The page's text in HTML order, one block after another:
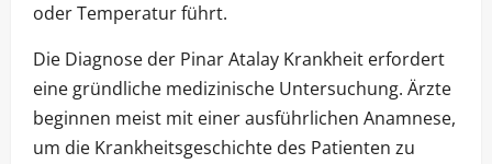
oder Temperatur führt.
Die Diagnose der Pinar Atalay Krankheit erfordert
eine gründliche medizinische Untersuchung. Ärzte
beginnen meist mit einer ausführlichen Anamnese,
um die Krankheitsgeschichte des Patienten zu